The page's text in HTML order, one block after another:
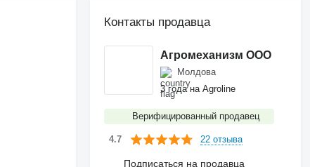
Контакты продавца
Агромеханизм ООО
Молдова
3 года на Agroline
Верифицированный продавец
4.7 22 отзыва
Подписаться на продавца